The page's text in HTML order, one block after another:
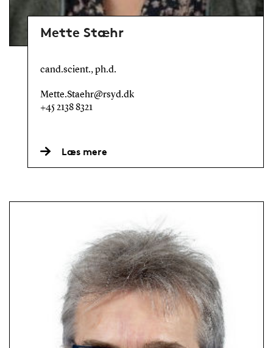
Mette Stæhr
cand.scient., ph.d.
Mette.Staehr@rsyd.dk
+45 2138 8321
Læs mere